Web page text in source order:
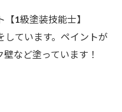
1級塗装技能士】
しています。ペイントが
など塗っています！